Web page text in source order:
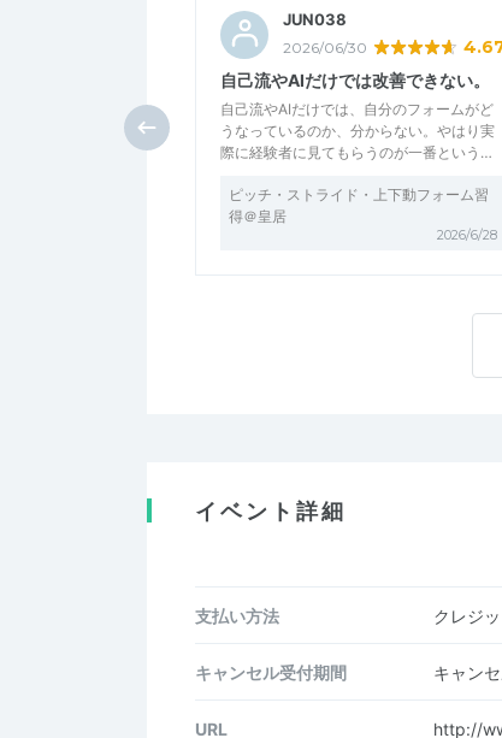
JUN038
2026/06/30
自己流やAIだけでは改善できない。
自己流やAIだけでは、自分のフォームがど
うなっているのか、分からない。やはり実
際に経験者に見てもらうのが一番という…
ピッチ・ストライド・上下動フォーム習
得＠皇居
2026/6/28
イベント詳細
支払い方法 クレジ
キャンセル受付期間 キャン
URL http://